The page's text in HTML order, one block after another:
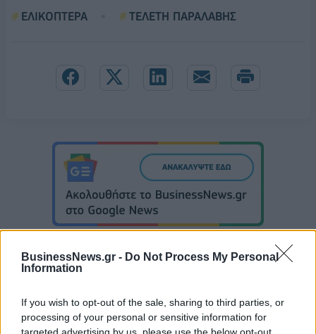
BusinessNews.gr - Do Not Process My Personal
Information
If you wish to opt-out of the sale, sharing to third parties, or
processing of your personal or sensitive information for
ΕΛΙΚΟΠΤΕΡΑ ΤΕΛΕΤΗ ΠΑΡΑΛΑΒΗΣ
Εθνική Νεανίδων: Νίκησε 67-65 τη Βουλγαρία και θα διεκδικήσει την
5η θέση